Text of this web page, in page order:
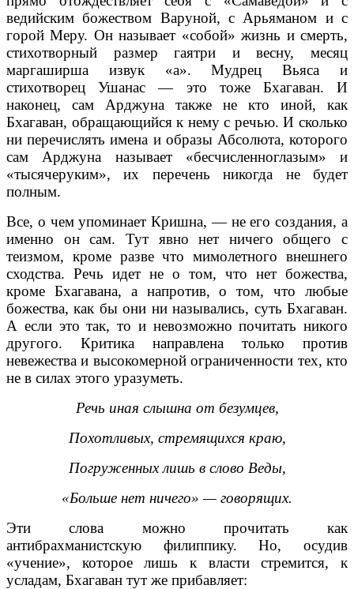
ведийским божеством Варуной, с Арьяманом и с
горой Меру. Он называет «собой» жизнь и смерть,
стихотворный размер гаятри и весну, месяц
маргаширша извук «а». Мудрец Вьяса и
стихотворец Ушанас — это тоже Бхагаван. И
наконец, сам Арджуна также не кто иной, как
Бхагаван, обращающийся к нему с речью. И сколько
ни перечислять имена и образы Абсолюта, которого
сам Арджуна называет «бесчисленноглазым» и
«тысячеруким», их перечень никогда не будет
полным.
Все, о чем упоминает Кришна, — не его создания, а
именно он сам. Тут явно нет ничего общего с
теизмом, кроме разве что мимолетного внешнего
сходства. Речь идет не о том, что нет божества,
кроме Бхагавана, а напротив, о том, что любые
божества, как бы они ни назывались, суть Бхагаван.
А если это так, то и невозможно почитать никого
другого. Критика направлена только против
невежества и высокомерной ограниченности тех, кто
не в силах этого уразуметь.
Речь иная слышна от безумцев,
Похотливых, стремящихся краю,
Погруженных лишь в слово Веды,
«Больше нет ничего» — говорящих.
Эти слова можно прочитать как
антибрахманистскую филиппику. Но, осудив
«учение», которое лишь к власти стремится, к
усладам, Бхагаван тут же прибавляет: